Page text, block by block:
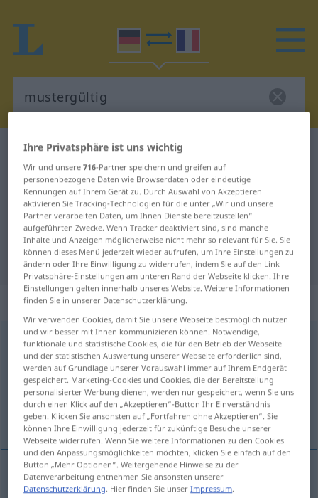
Deutsch-Französisch Wörterbuch
Deutsch-Französisch Übersetzung
für "mustergültig"
"mustergültig" Französisch
Übersetzung
„mustergültig“
mustergültig, musterhaftadj
Übersicht aller Übersetzungen
(Für mehr Details die Übersetzung anklicken/antippen)
exemplaire
exemplaire mustergültig
Ihre Privatsphäre ist uns wichtig
Wir und unsere716-Partner speichern und greifen auf
personenbezogene Daten wie Browserdaten oder eindeutige
Kennungen auf Ihrem Gerät zu. Durch Auswahl von Akzeptieren
aktivieren Sie Tracking-Technologien für die unter „Wir und unsere
Partner verarbeiten Daten, um Ihnen Dienste bereitzustellen“
aufgeführten Zwecke. Wenn Tracker deaktiviert sind, sind manche
Inhalte und Anzeigen möglicherweise nicht mehr so relevant für Sie. Sie
können dieses Menü jederzeit wieder aufrufen, um Ihre Einstellungen zu
ändern oder Ihre Einwilligung zu widerrufen, indem Sie auf den Link
Privatsphäre-Einstellungen am unteren Rand der Webseite klicken. Ihre
Einstellungen gelten innerhalb unseres Website. Weitere Informationen
finden Sie in unserer Datenschutzerklärung.
Wir verwenden Cookies, damit Sie unsere Webseite bestmöglich nutzen
und wir besser mit Ihnen kommunizieren können. Notwendige,
funktionale und statistische Cookies, die für den Betrieb der Webseite
und der statistischen Auswertung unserer Webseite erforderlich sind,
werden auf Grundlage unserer Vorauswahl immer auf Ihrem Endgerät
gespeichert. Marketing-Cookies und Cookies, die der Bereitstellung
personalisierter Werbung dienen, werden nur gespeichert, wenn Sie uns
durch einen Klick auf den „Akzeptieren“-Button Ihr Einverständnis
geben. Klicken Sie ansonsten auf „Fortfahren ohne Akzeptieren“. Sie
können Ihre Einwilligung jederzeit für zukünftige Besuche unserer
Webseite widerrufen. Wenn Sie weitere Informationen zu den Cookies
und den Anpassungsmöglichkeiten möchten, klicken Sie einfach auf den
Button „Mehr Optionen“. Weitergehende Hinweise zu der
Datenverarbeitung entnehmen Sie ansonsten unserer
Datenschutzerklärung. Hier finden Sie unserImpressum.